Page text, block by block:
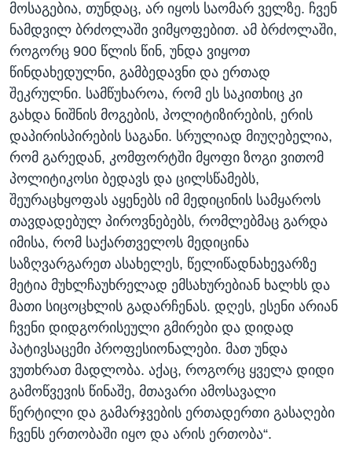
მოსაგებია, თუნდაც, არ იყოს საომარ ველზე. ჩვენ
ნამდვილ ბრძოლაში ვიმყოფებით. ამ ბრძოლაში,
როგორც 900 წლის წინ, უნდა ვიყოთ
წინდახედულნი, გამბედავნი და ერთად
შეკრულნი. სამწუხაროა, რომ ეს საკითხიც კი
გახდა ნიშნის მოგების, პოლიტიზირების, ერის
დაპირისპირების საგანი. სრულიად მიუღებელია,
რომ გარედან, კომფორტში მყოფი ზოგი ვითომ
პოლიტიკოსი ბედავს და ცილსწამებს,
შეურაცხყოფას აყენებს იმ მედიცინის სამყაროს
თავდადებულ პიროვნებებს, რომლებმაც გარდა
იმისა, რომ საქართველოს მედიცინა
საზღვარგარეთ ასახელეს, წელიწადნახევარზე
მეტია მუხლჩაუხრელად ემსახურებიან ხალხს და
მათი სიცოცხლის გადარჩენას. დღეს, ესენი არიან
ჩვენი დიდგორისეული გმირები და დიდად
პატივსაცემი პროფესიონალები. მათ უნდა
ვუთხრათ მადლობა. აქაც, როგორც ყველა დიდი
გამოწვევის წინაშე, მთავარი ამოსავალი
წერტილი და გამარჯვების ერთადერთი გასაღები
ჩვენს ერთობაში იყო და არის ერთობა“.